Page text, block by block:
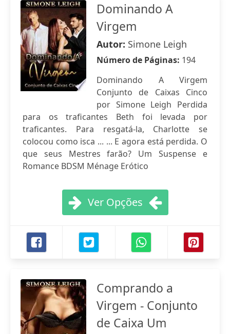
Dominando A
Virgem
Autor: Simone Leigh
Número de Páginas: 194
Dominando A Virgem
Conjunto de Caixas Cinco
por Simone Leigh Perdida
para os traficantes Beth foi levada por
traficantes. Para resgatá-la, Charlotte se
colocou como isca ... ... E agora está perdida. O
que seus Mestres farão? Um Suspense e
Romance BDSM Ménage Erótico
Ver Opções
Comprando a
Virgem - Conjunto
de Caixa Um